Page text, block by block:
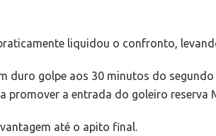
liquidou o confronto,
duro golpe aos 30 minutos do
promover a entrada do goleiro reserva
até o apito final.